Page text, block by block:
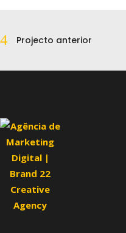
Projecto anterior